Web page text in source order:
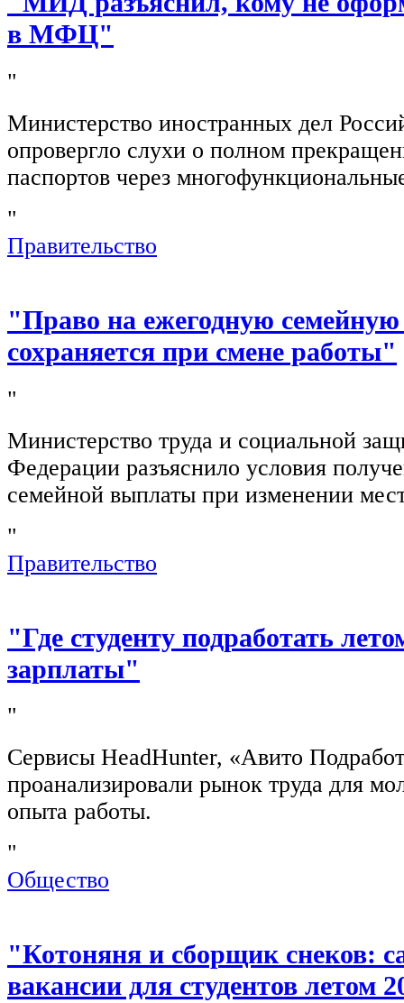
в МФЦ"
"
Министерство иностранных дел
опровергло слухи о полном
паспортов через
"
Правительство
"Право на ежегодную
сохраняется при смене работы"
"
Министерство труда и социальной
Федерации разъяснило условия
семейной выплаты при изменении
"
Правительство
"Где студенту подработать
зарплаты"
"
Сервисы HeadHunter, «Авито
проанализировали рынок труда для
опыта работы.
"
Общество
"Котоняня и сборщик снеков:
вакансии для студентов летом